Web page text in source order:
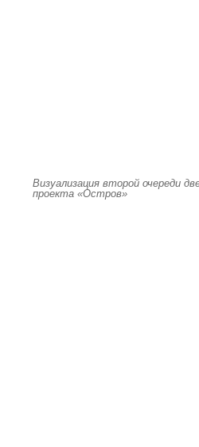
Визуализация второй очереди
проекта «Остров»